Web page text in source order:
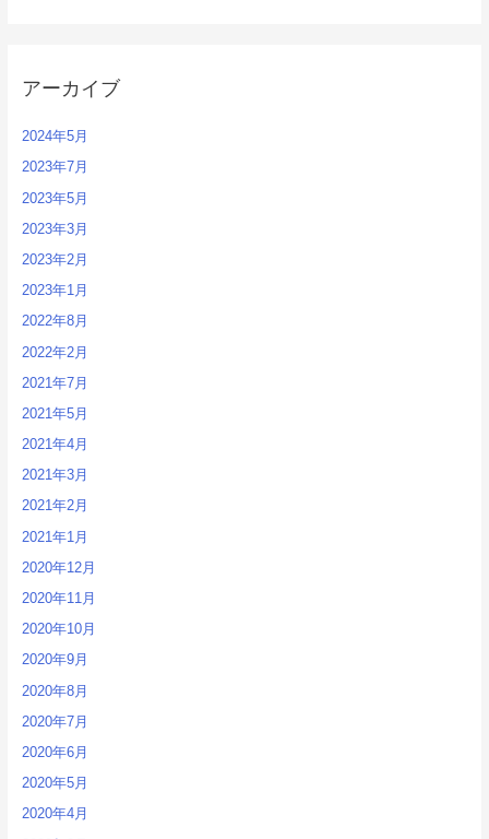
アーカイブ
2024年5月
2023年7月
2023年5月
2023年3月
2023年2月
2023年1月
2022年8月
2022年2月
2021年7月
2021年5月
2021年4月
2021年3月
2021年2月
2021年1月
2020年12月
2020年11月
2020年10月
2020年9月
2020年8月
2020年7月
2020年6月
2020年5月
2020年4月